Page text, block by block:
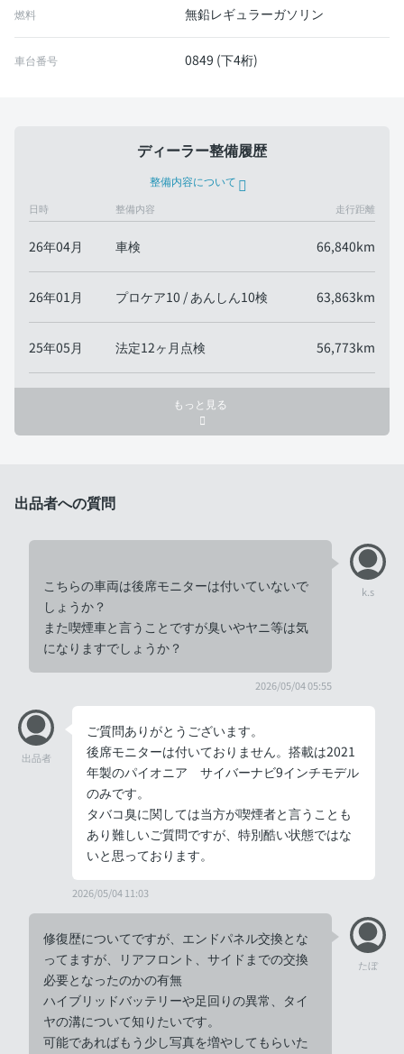
燃料 無鉛レギュラーガソリン
車台番号 0849 (下4桁)
ディーラー整備履歴
整備内容について
日時 整備内容 走行距離
26年04月 車検 66,840km
26年01月 プロケア10 / あんしん10検 63,863km
25年05月 法定12ヶ月点検 56,773km
もっと見る
出品者への質問
k.s
こちらの車両は後席モニターは付いていないで
しょうか？
また喫煙車と言うことですが臭いやヤニ等は気
になりますでしょうか？
2026/05/04 05:55
出品者
ご質問ありがとうございます。
後席モニターは付いておりません。搭載は2021
年製のパイオニア サイバーナビ9インチモデル
のみです。
タバコ臭に関しては当方が喫煙者と言うことも
あり難しいご質問ですが、特別酷い状態ではな
いと思っております。
2026/05/04 11:03
たぼ
修復歴についてですが、エンドパネル交換とな
ってますが、リアフロント、サイドまでの交換
必要となったのかの有無
ハイブリッドバッテリーや足回りの異常、タイ
ヤの溝について知りたいです。
可能であればもう少し写真を増やしてもらいた